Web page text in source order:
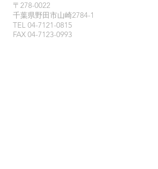
〒278-0022
千葉県野田市山崎2784-1
TEL 04-7121-0815
FAX 04-7123-0993